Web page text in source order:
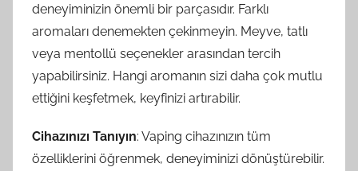
deneyiminizin önemli bir parçasıdır. Farklı
aromaları denemekten çekinmeyin. Meyve, tatlı
veya mentollü seçenekler arasından tercih
yapabilirsiniz. Hangi aromanın sizi daha çok mutlu
ettiğini keşfetmek, keyfinizi artırabilir.
Cihazınızı Tanıyın: Vaping cihazınızın tüm
özelliklerini öğrenmek, deneyiminizi dönüştürebilir.